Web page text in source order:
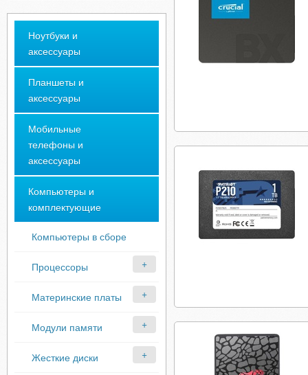
Ноутбуки и
аксессуары
Планшеты и
аксессуары
Мобильные
телефоны и
аксессуары
Компьютеры и
комплектующие
Компьютеры в сборе
Процессоры
Материнские платы
Модули памяти
Жесткие диски